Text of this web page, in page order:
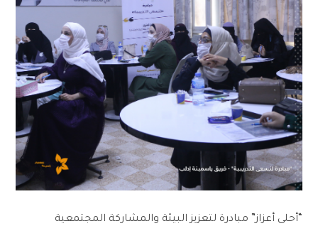
“أحلى أعزاز” مبادرة لتعزيز البيئة والمشاركة المجتمعية